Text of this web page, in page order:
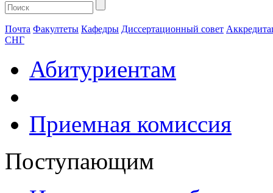
Почта Факултеты Кафедры Диссертационный совет
СНГ
Абитуриентам
Приемная комиссия
Поступающим